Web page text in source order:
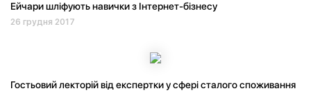
Ейчари шліфують навички з Інтернет-бізнесу
26 грудня 2017
Гостьовий лекторій від експертки у сфері сталого споживання